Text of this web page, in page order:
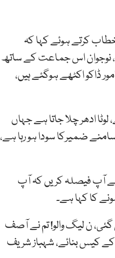
کرتے ہوئے کہا کہ
نوجوان اس جماعت کے ساتھ
ڈاکو اکٹھے ہوگئے ہیں،
ادھر چلا جاتا ہے جہاں
ضمیرکا سودا ہو رہا ہے،
آپ فیصلہ کریں کہ آپ
کا کہا ہے۔
ن لیگ والو! تم نے آصف
کے کیس بنائے، شہباز شریف